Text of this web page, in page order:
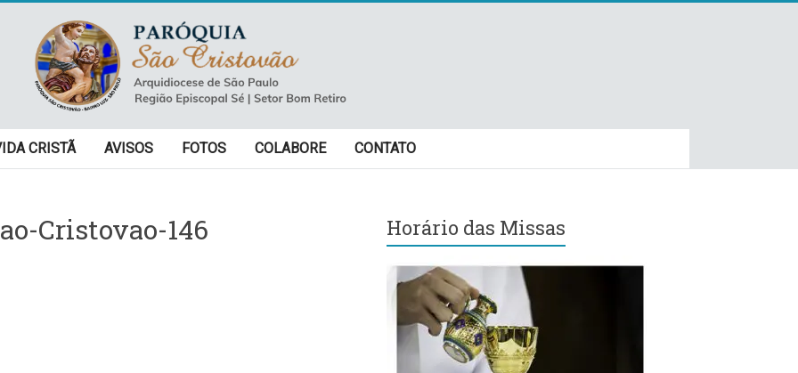
CRISTÃ AVISOS FOTOS COLABORE CONTATO
Cristovao-146 Horário das Missas